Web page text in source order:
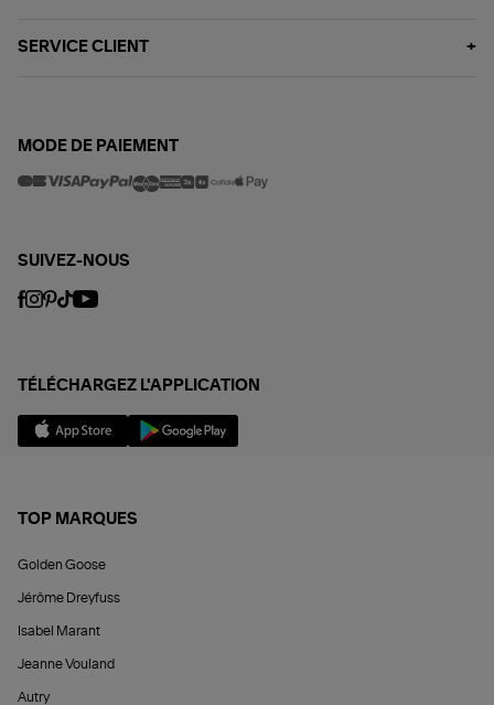
SERVICE CLIENT
MODE DE PAIEMENT
SUIVEZ-NOUS
TÉLÉCHARGEZ L'APPLICATION
TOP MARQUES
Golden Goose
Jérôme Dreyfuss
Isabel Marant
Jeanne Vouland
Autry